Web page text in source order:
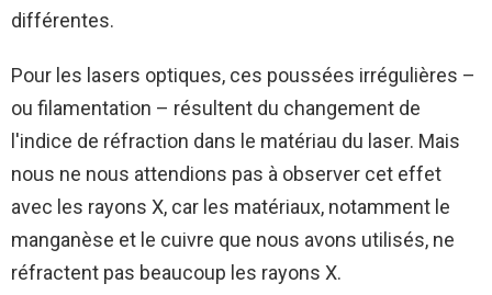
différentes.
Pour les lasers optiques, ces poussées irrégulières –
ou filamentation – résultent du changement de
l'indice de réfraction dans le matériau du laser. Mais
nous ne nous attendions pas à observer cet effet
avec les rayons X, car les matériaux, notamment le
manganèse et le cuivre que nous avons utilisés, ne
réfractent pas beaucoup les rayons X.